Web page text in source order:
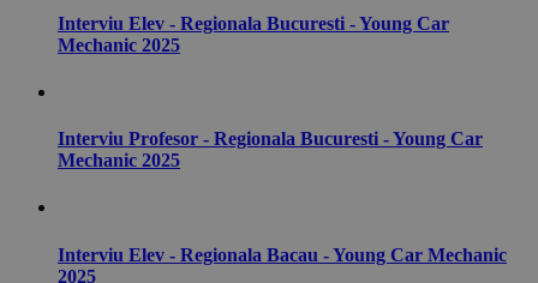
Interviu Elev - Regionala Bucuresti - Young Car
Mechanic 2025
Interviu Profesor - Regionala Bucuresti - Young Car
Mechanic 2025
Interviu Elev - Regionala Bacau - Young Car Mechanic
2025